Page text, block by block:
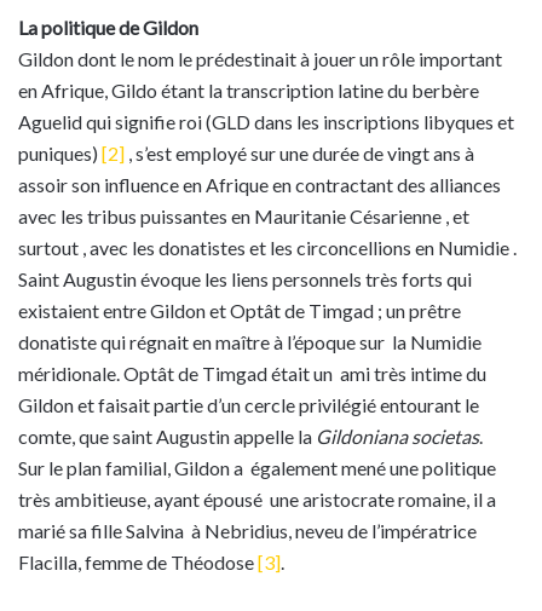
La politique de Gildon
Gildon dont le nom le prédestinait à jouer un rôle important
en Afrique, Gildo étant la transcription latine du berbère
Aguelid qui signifie roi (GLD dans les inscriptions libyques et
puniques) [2] , s’est employé sur une durée de vingt ans à
assoir son influence en Afrique en contractant des alliances
avec les tribus puissantes en Mauritanie Césarienne , et
surtout , avec les donatistes et les circoncellions en Numidie .
Saint Augustin évoque les liens personnels très forts qui
existaient entre Gildon et Optât de Timgad ; un prêtre
donatiste qui régnait en maître à l’époque sur la Numidie
méridionale. Optât de Timgad était un ami très intime du
Gildon et faisait partie d’un cercle privilégié entourant le
comte, que saint Augustin appelle la Gildoniana societas.
Sur le plan familial, Gildon a également mené une politique
très ambitieuse, ayant épousé une aristocrate romaine, il a
marié sa fille Salvina à Nebridius, neveu de l’impératrice
Flacilla, femme de Théodose[3].